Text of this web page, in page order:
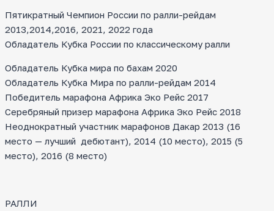
Пятикратный Чемпион России по ралли-рейдам
2013,2014,2016, 2021, 2022 года
Обладатель Кубка России по классическому ралли
Обладатель Кубка мира по бахам 2020
Обладатель Кубка Мира по ралли-рейдам 2014
Победитель марафона Африка Эко Рейс 2017
Серебряный призер марафона Африка Эко Рейс 2018
Неоднократный участник марафонов Дакар 2013 (16
место — лучший дебютант), 2014 (10 место), 2015 (5
место), 2016 (8 место)
РАЛЛИ